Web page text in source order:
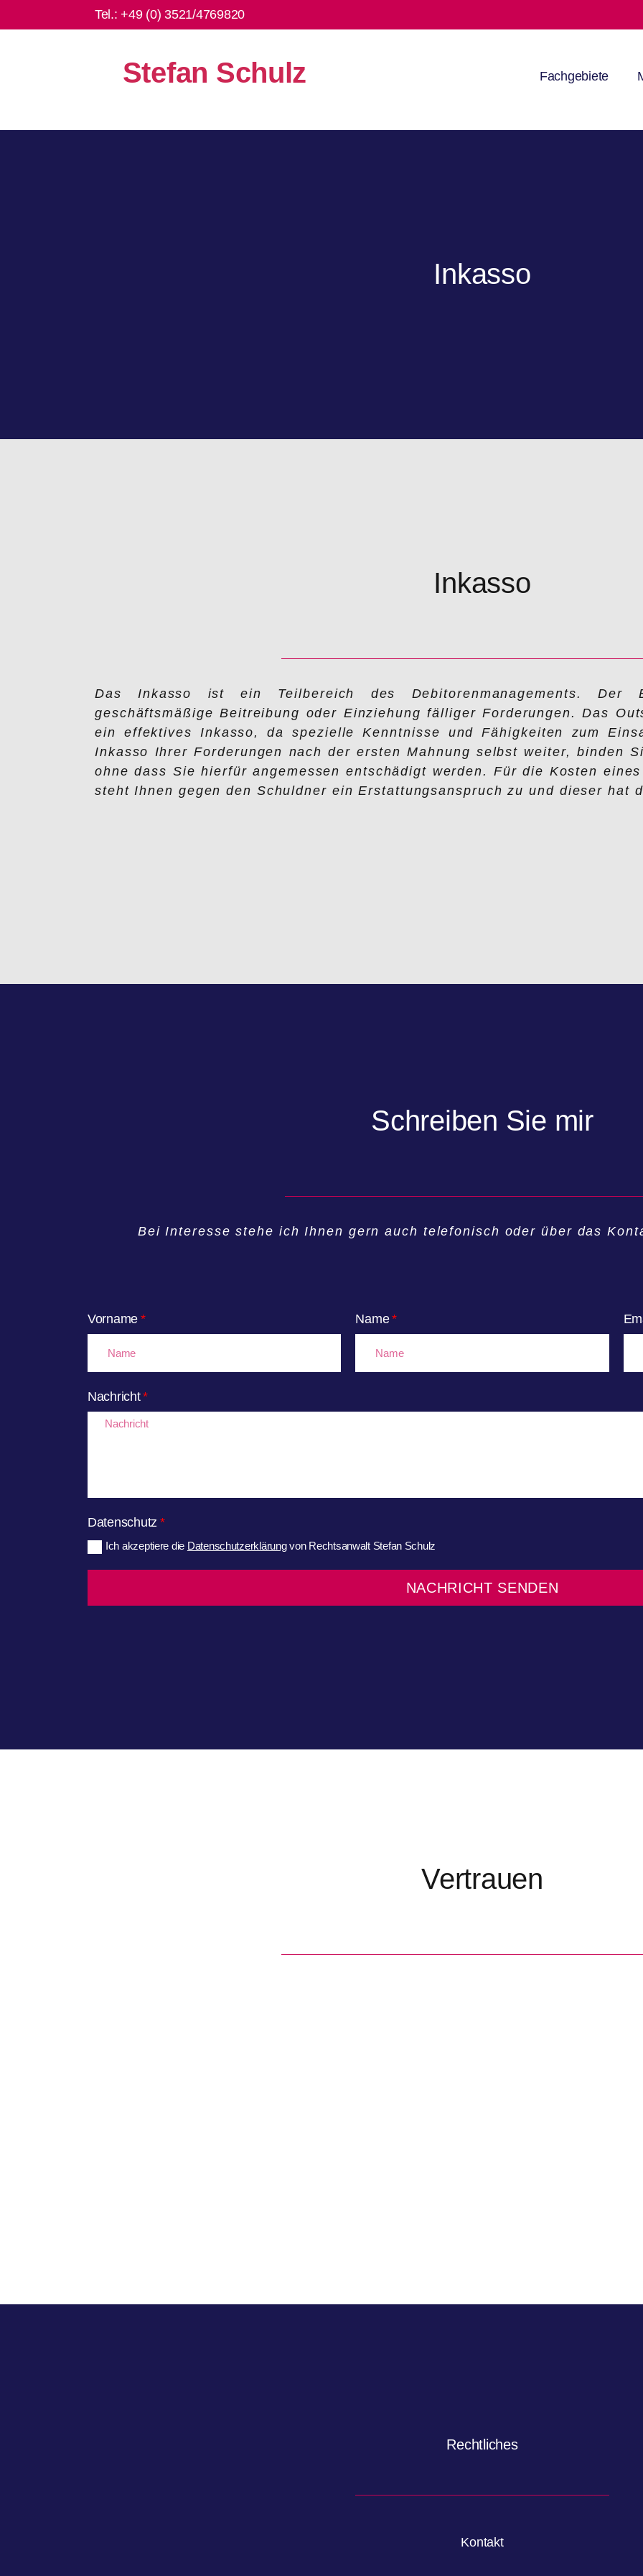
Tel.:+49 (0) 3521/4769820
Stefan Schulz Fachgebiete
Inkasso
Inkasso
Das Inkasso ist ein Teilbereich des Debitorenmanagements. Der
geschäftsmäßige Beitreibung oder Einziehung fälliger Forderungen. Das
ein effektives Inkasso, da spezielle Kenntnisse und Fähigkeiten zum
Inkasso Ihrer Forderungen nach der ersten Mahnung selbst weiter, binden
ohne dass Sie hierfür angemessen entschädigt werden. Für die Kosten
steht Ihnen gegen den Schuldner ein Erstattungsanspruch zu und dieser hat
Schreiben Sie mir
Bei Interesse stehe ich Ihnen gern auch telefonisch oder über das
Vorname Name
Nachricht
Datenschutz
Ich akzeptiere die Datenschutzerklärungvon Rechtsanwalt Stefan Schulz
NACHRICHT SENDEN
Vertrauen
Rechtliches
Kontakt